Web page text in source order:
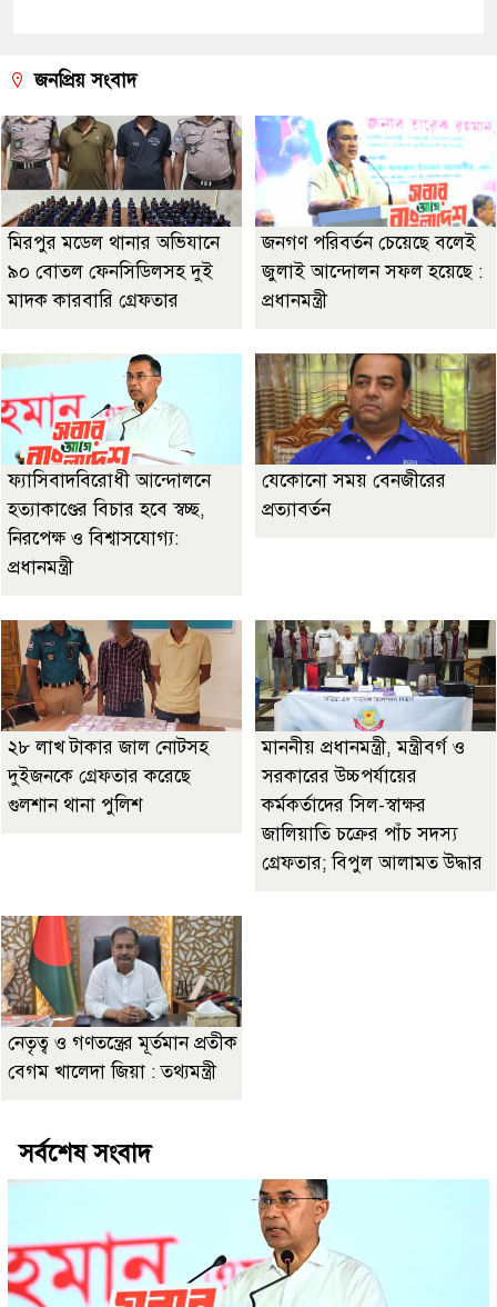
জনপ্রিয় সংবাদ
মিরপুর মডেল থানার অভিযানে
৯০ বোতল ফেনসিডিলসহ দুই
মাদক কারবারি গ্রেফতার
জনগণ পরিবর্তন চেয়েছে বলেই
জুলাই আন্দোলন সফল হয়েছে :
প্রধানমন্ত্রী
ফ্যাসিবাদবিরোধী আন্দোলনে
হত্যাকাণ্ডের বিচার হবে স্বচ্ছ,
নিরপেক্ষ ও বিশ্বাসযোগ্য:
প্রধানমন্ত্রী
যেকোনো সময় বেনজীরের
প্রত্যাবর্তন
২৮ লাখ টাকার জাল নোটসহ
দুইজনকে গ্রেফতার করেছে
গুলশান থানা পুলিশ
মাননীয় প্রধানমন্ত্রী, মন্ত্রীবর্গ ও
সরকারের উচ্চপর্যায়ের
কর্মকর্তাদের সিল-স্বাক্ষর
জালিয়াতি চক্রের পাঁচ সদস্য
গ্রেফতার; বিপুল আলামত উদ্ধার
নেতৃত্ব ও গণতন্ত্রের মূর্তমান প্রতীক
বেগম খালেদা জিয়া : তথ্যমন্ত্রী
সর্বশেষ সংবাদ